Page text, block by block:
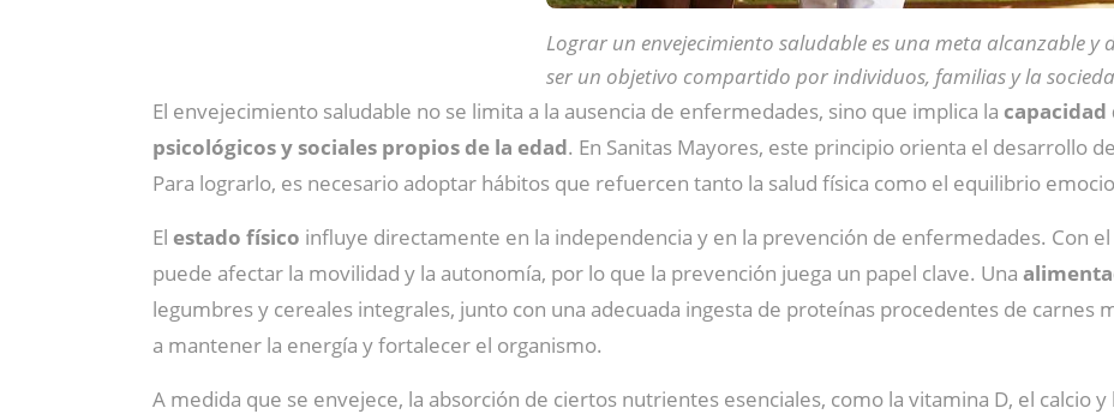
Lograr un envejecimiento saludable es una meta alcanzable y
ser un objetivo compartido por individuos, familias y la
El envejecimiento saludable no se limita a la ausencia de enfermedades, sino que implica la capacidad
psicológicos y sociales propios de la edad. En Sanitas Mayores, este principio orienta el desarrollo
Para lograrlo, es necesario adoptar hábitos que refuercen tanto la salud física como el equilibrio
El estado físico influye directamente en la independencia y en la prevención de enfermedades. Con
puede afectar la movilidad y la autonomía, por lo que la prevención juega un papel clave. Una
legumbres y cereales integrales, junto con una adecuada ingesta de proteínas procedentes de carnes
a mantener la energía y fortalecer el organismo.
A medida que se envejece, la absorción de ciertos nutrientes esenciales, como la vitamina D, el calcio